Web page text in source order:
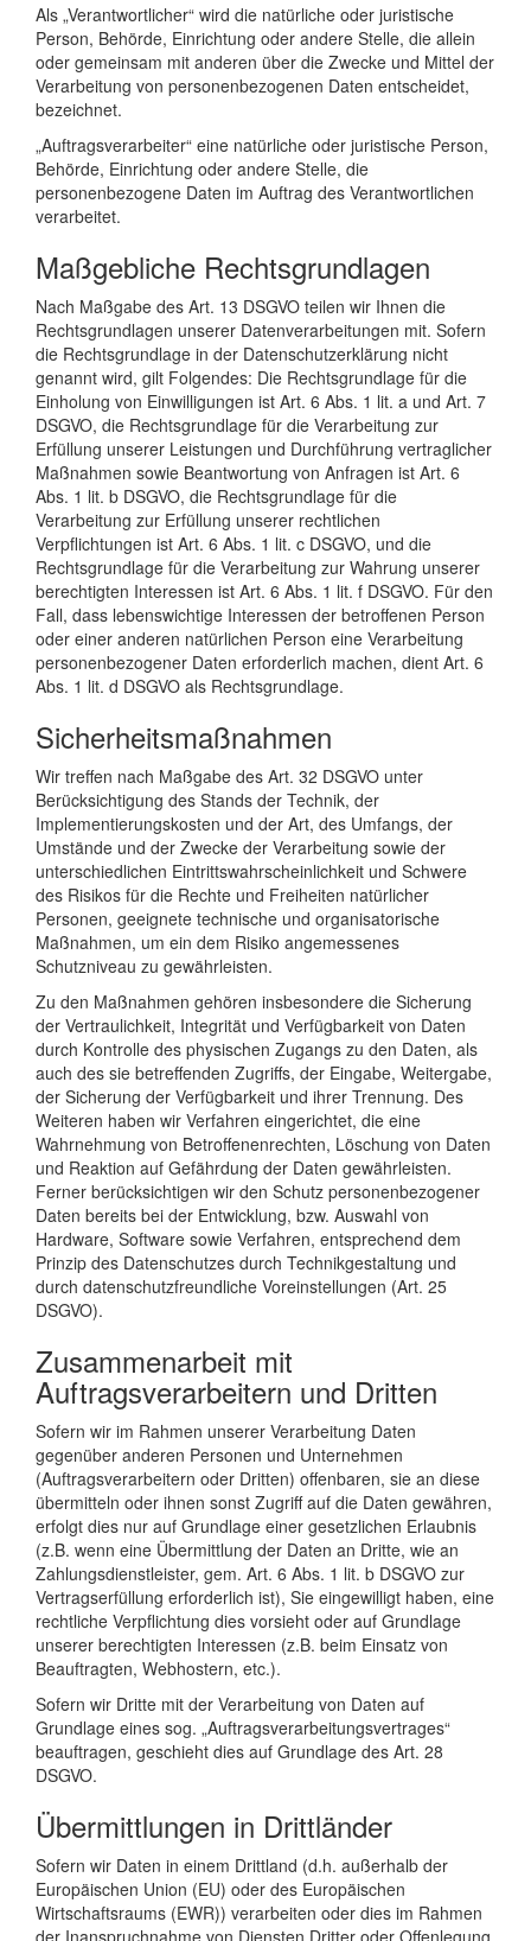
Als „Verantwortlicher“ wird die natürliche oder juristische
Person, Behörde, Einrichtung oder andere Stelle, die allein
oder gemeinsam mit anderen über die Zwecke und Mittel der
Verarbeitung von personenbezogenen Daten entscheidet,
bezeichnet.
„Auftragsverarbeiter“ eine natürliche oder juristische Person,
Behörde, Einrichtung oder andere Stelle, die
personenbezogene Daten im Auftrag des Verantwortlichen
verarbeitet.
Maßgebliche Rechtsgrundlagen
Nach Maßgabe des Art. 13 DSGVO teilen wir Ihnen die
Rechtsgrundlagen unserer Datenverarbeitungen mit. Sofern
die Rechtsgrundlage in der Datenschutzerklärung nicht
genannt wird, gilt Folgendes: Die Rechtsgrundlage für die
Einholung von Einwilligungen ist Art. 6 Abs. 1 lit. a und Art. 7
DSGVO, die Rechtsgrundlage für die Verarbeitung zur
Erfüllung unserer Leistungen und Durchführung vertraglicher
Maßnahmen sowie Beantwortung von Anfragen ist Art. 6
Abs. 1 lit. b DSGVO, die Rechtsgrundlage für die
Verarbeitung zur Erfüllung unserer rechtlichen
Verpflichtungen ist Art. 6 Abs. 1 lit. c DSGVO, und die
Rechtsgrundlage für die Verarbeitung zur Wahrung unserer
berechtigten Interessen ist Art. 6 Abs. 1 lit. f DSGVO. Für den
Fall, dass lebenswichtige Interessen der betroffenen Person
oder einer anderen natürlichen Person eine Verarbeitung
personenbezogener Daten erforderlich machen, dient Art. 6
Abs. 1 lit. d DSGVO als Rechtsgrundlage.
Sicherheitsmaßnahmen
Wir treffen nach Maßgabe des Art. 32 DSGVO unter
Berücksichtigung des Stands der Technik, der
Implementierungskosten und der Art, des Umfangs, der
Umstände und der Zwecke der Verarbeitung sowie der
unterschiedlichen Eintrittswahrscheinlichkeit und Schwere
des Risikos für die Rechte und Freiheiten natürlicher
Personen, geeignete technische und organisatorische
Maßnahmen, um ein dem Risiko angemessenes
Schutzniveau zu gewährleisten.
Zu den Maßnahmen gehören insbesondere die Sicherung
der Vertraulichkeit, Integrität und Verfügbarkeit von Daten
durch Kontrolle des physischen Zugangs zu den Daten, als
auch des sie betreffenden Zugriffs, der Eingabe, Weitergabe,
der Sicherung der Verfügbarkeit und ihrer Trennung. Des
Weiteren haben wir Verfahren eingerichtet, die eine
Wahrnehmung von Betroffenenrechten, Löschung von Daten
und Reaktion auf Gefährdung der Daten gewährleisten.
Ferner berücksichtigen wir den Schutz personenbezogener
Daten bereits bei der Entwicklung, bzw. Auswahl von
Hardware, Software sowie Verfahren, entsprechend dem
Prinzip des Datenschutzes durch Technikgestaltung und
durch datenschutzfreundliche Voreinstellungen (Art. 25
DSGVO).
Zusammenarbeit mit
Auftragsverarbeitern und Dritten
Sofern wir im Rahmen unserer Verarbeitung Daten
gegenüber anderen Personen und Unternehmen
(Auftragsverarbeitern oder Dritten) offenbaren, sie an diese
übermitteln oder ihnen sonst Zugriff auf die Daten gewähren,
erfolgt dies nur auf Grundlage einer gesetzlichen Erlaubnis
(z.B. wenn eine Übermittlung der Daten an Dritte, wie an
Zahlungsdienstleister, gem. Art. 6 Abs. 1 lit. b DSGVO zur
Vertragserfüllung erforderlich ist), Sie eingewilligt haben, eine
rechtliche Verpflichtung dies vorsieht oder auf Grundlage
unserer berechtigten Interessen (z.B. beim Einsatz von
Beauftragten, Webhostern, etc.).
Sofern wir Dritte mit der Verarbeitung von Daten auf
Grundlage eines sog. „Auftragsverarbeitungsvertrages“
beauftragen, geschieht dies auf Grundlage des Art. 28
DSGVO.
Übermittlungen in Drittländer
Sofern wir Daten in einem Drittland (d.h. außerhalb der
Europäischen Union (EU) oder des Europäischen
Wirtschaftsraums (EWR)) verarbeiten oder dies im Rahmen
der Inanspruchnahme von Diensten Dritter oder Offenlegung,